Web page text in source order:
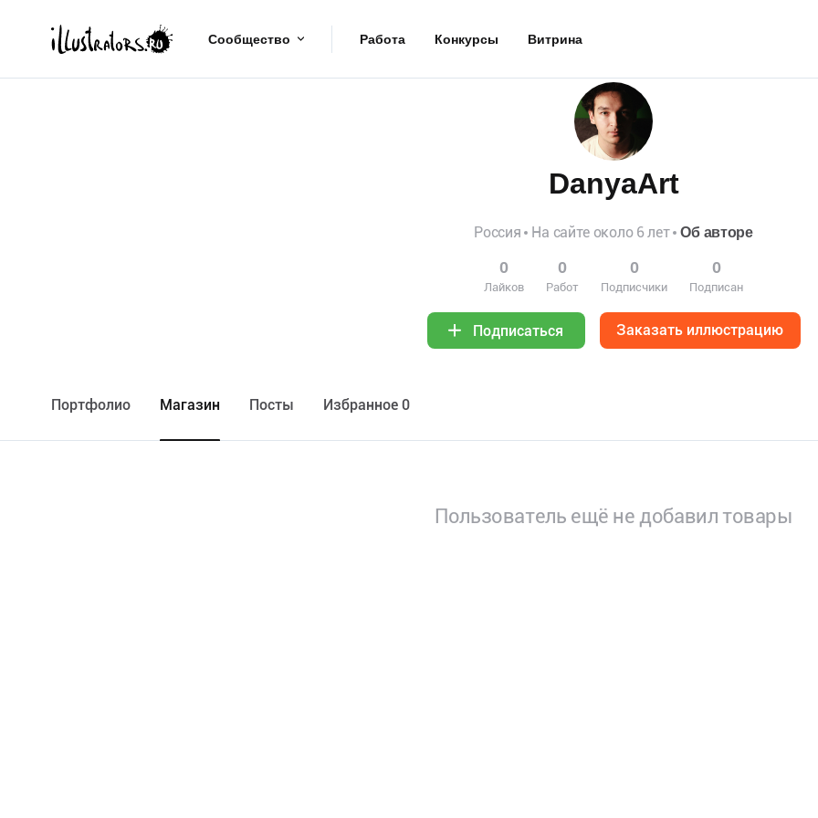
Сообщество Работа Конкурсы Витрина
DanyaArt
Россия На сайте около 6 лет Об авторе
0
Лайков
0
Работ
0
Подписчики
0
Подписан
Подписаться Заказать иллюстрацию
Портфолио Maгазин Посты Избранное 0
Пользователь ещё не добавил товары